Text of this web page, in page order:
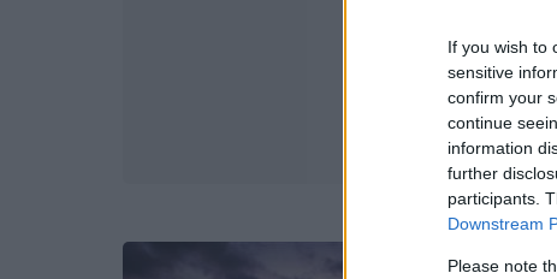
If you wish to
sensitive
confirm your
continue
information
further
participants.
Downstream
Please note